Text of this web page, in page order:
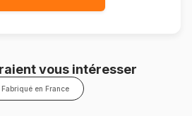
vous intéresser
Fabriqué en France